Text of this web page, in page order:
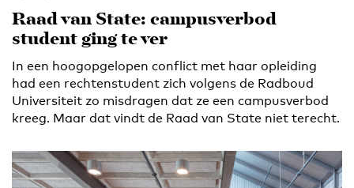
Raad van State: campusverbod
student ging te ver
In een hoogopgelopen conflict met haar opleiding
had een rechtenstudent zich volgens de Radboud
Universiteit zo misdragen dat ze een campusverbod
kreeg. Maar dat vindt de Raad van State niet terecht.